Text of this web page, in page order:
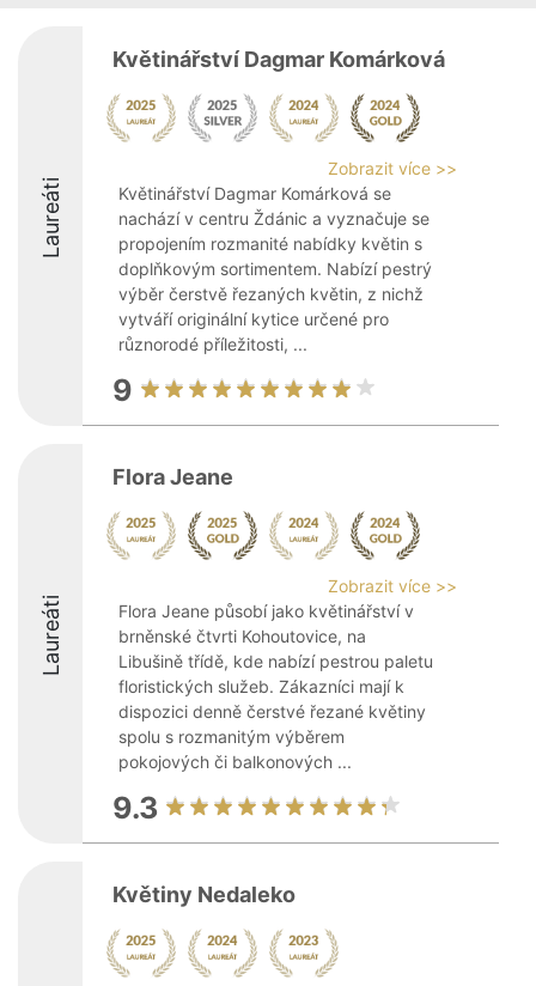
Laureáti
Květinářství Dagmar Komárková
Zobrazit více >>
Květinářství Dagmar Komárková se
nachází v centru Ždánic a vyznačuje se
propojením rozmanité nabídky květin s
doplňkovým sortimentem. Nabízí pestrý
výběr čerstvě řezaných květin, z nichž
vytváří originální kytice určené pro
různorodé příležitosti, ...
9
Laureáti
Flora Jeane
Zobrazit více >>
Flora Jeane působí jako květinářství v
brněnské čtvrti Kohoutovice, na
Libušině třídě, kde nabízí pestrou paletu
floristických služeb. Zákazníci mají k
dispozici denně čerstvé řezané květiny
spolu s rozmanitým výběrem
pokojových či balkonových ...
9.3
Květiny Nedaleko